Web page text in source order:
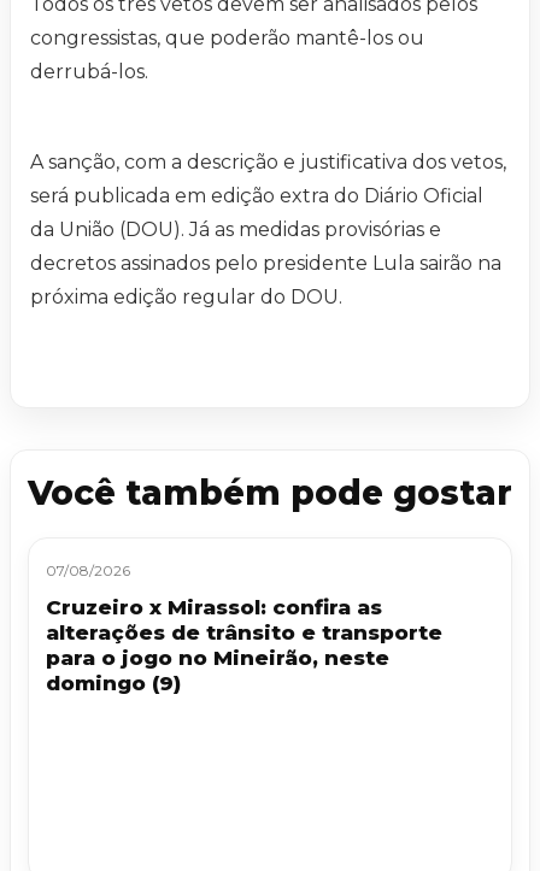
congressistas, que poderão mantê-los ou
derrubá-los.
A sanção, com a descrição e justificativa dos vetos,
será publicada em edição extra do Diário Oficial
da União (DOU). Já as medidas provisórias e
decretos assinados pelo presidente Lula sairão na
próxima edição regular do DOU.
Você também pode gostar
07/08/2026
Cruzeiro x Mirassol: confira as
alterações de trânsito e transporte
para o jogo no Mineirão, neste
domingo (9)